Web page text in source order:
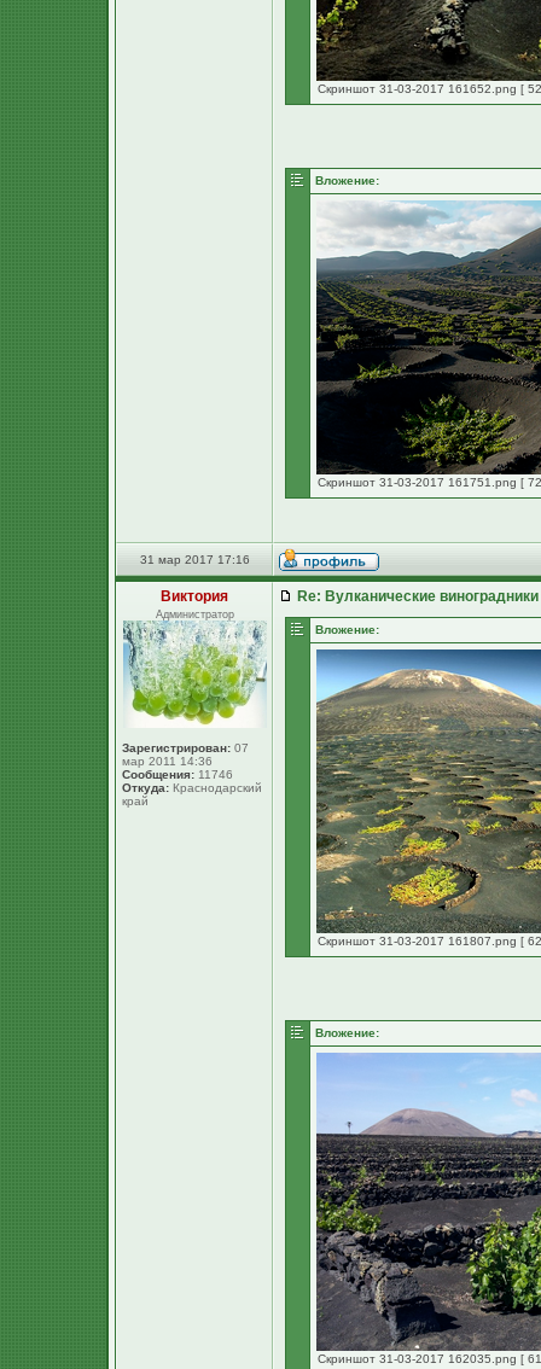
Скриншот 31-03-2017 161652.png [
Вложение:
Скриншот 31-03-2017 161751.png [
31 мар 2017 17:16
Виктория
Администратор
Зарегистрирован: 07
мар 2011 14:36
Сообщения: 11746
Откуда: Краснодарский
край
Re: Вулканические
Вложение:
Скриншот 31-03-2017 161807.png [
Вложение:
Скриншот 31-03-2017 162035.png [